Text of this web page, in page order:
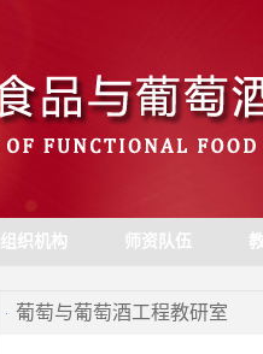
组织机构 师资队伍
葡萄与葡萄酒工程教研室